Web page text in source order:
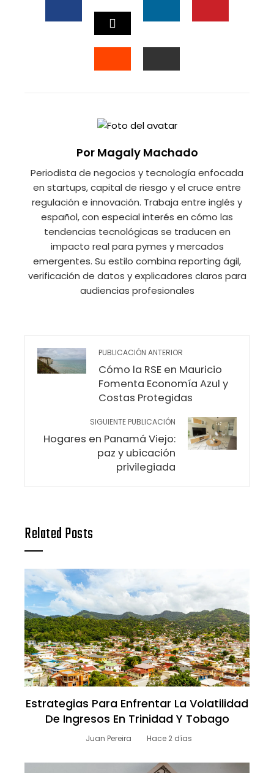
FACEBOOK
TWITTER
Por Magaly Machado
Periodista de negocios y tecnología enfocada
en startups, capital de riesgo y el cruce entre
regulación e innovación. Trabaja entre inglés y
español, con especial interés en cómo las
tendencias tecnológicas se traducen en
impacto real para pymes y mercados
emergentes. Su estilo combina reporting ágil,
verificación de datos y explicadores claros para
audiencias profesionales
PUBLICACIÓN ANTERIOR
Cómo la RSE en Mauricio
Fomenta Economía Azul y
Costas Protegidas
SIGUIENTE PUBLICACIÓN
Hogares en Panamá Viejo:
paz y ubicación
privilegiada
Related Posts
Estrategias Para Enfrentar La Volatilidad
De Ingresos En Trinidad Y Tobago
Juan Pereira Hace 2 días